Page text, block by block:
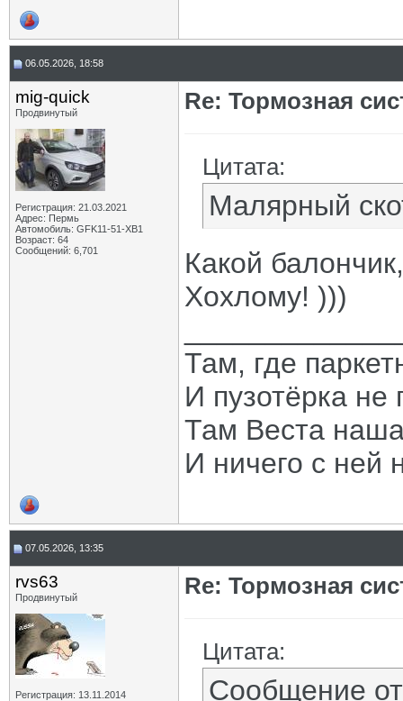
06.05.2026, 18:58
mig-quick
Продвинутый
Регистрация: 21.03.2021
Адрес: Пермь
Автомобиль: GFK11-51-ХВ1
Возраст: 64
Сообщений: 6,701
Re: Тормозная
Цитата:
Малярный
Какой
Хохлому! )))
Там, где
И пузотёрка не
Там Веста
И ничего с ней
07.05.2026, 13:35
rvs63
Продвинутый
Регистрация: 13.11.2014
Re: Тормозная
Цитата:
Сообщение